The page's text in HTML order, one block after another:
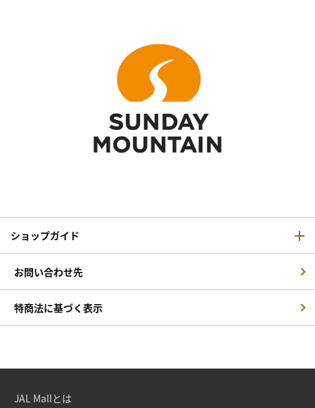
ショップガイド
お問い合わせ先
特商法に基づく表示
JAL Mallとは